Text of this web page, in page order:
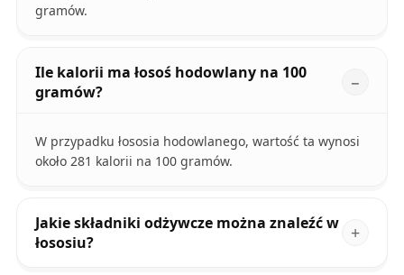
gramów.
Ile kalorii ma łosoś hodowlany na 100
gramów?
W przypadku łososia hodowlanego, wartość ta wynosi
około 281 kalorii na 100 gramów.
Jakie składniki odżywcze można znaleźć w
łososiu?